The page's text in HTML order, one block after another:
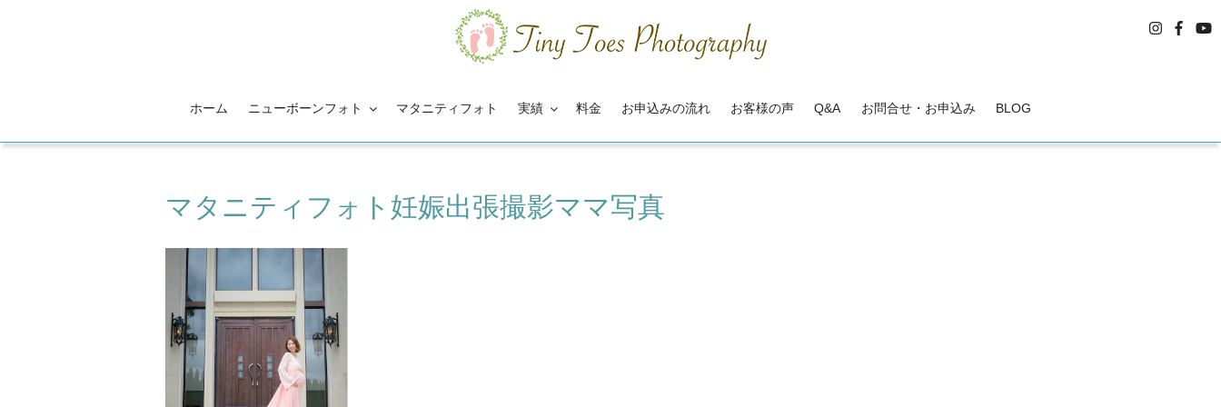
ス
ホーム ニューボーンフォト マタニティフォト 実績 料金 お申込みの流れ お客様の声 Q&A お問合せ・お申込み BLOG
マタニティフォト妊娠出張撮影ママ写真